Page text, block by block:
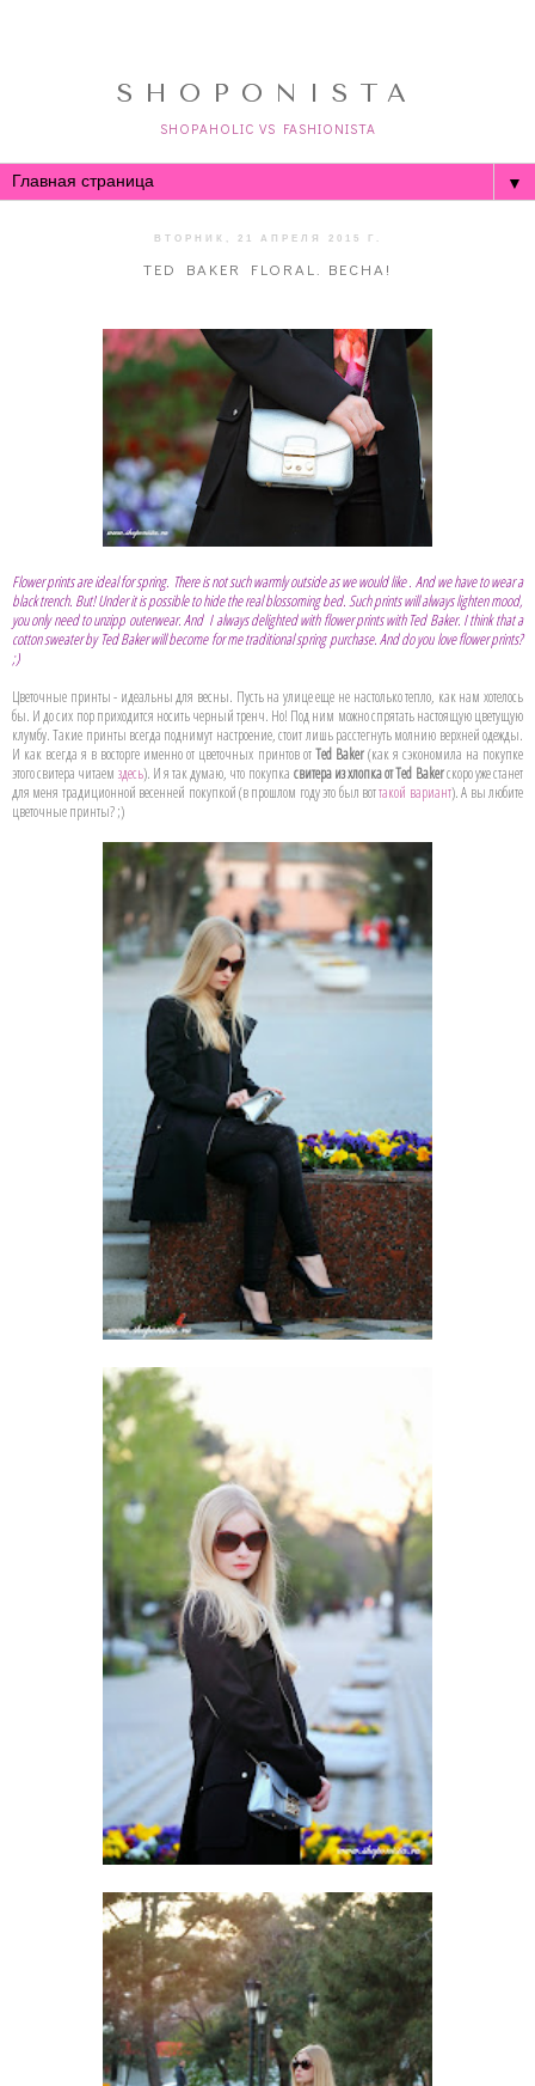
SHOPONISTA
SHOPAHOLIC VS FASHIONISTA
▼
ВТОРНИК, 21 АПРЕЛЯ 2015 Г.
TED BAKER FLORAL. ВЕСНА!
Flower prints are ideal for spring. There is not such warmly outside as we would like . And we have to wear a
black trench. But! Under it is possible to hide the real blossoming bed. Such prints will always lighten mood,
you only need to unzipp outerwear. And I always delighted with flower prints with Ted Baker. I think that a
cotton sweater by Ted Baker will become for me traditional spring purchase. And do you love flower prints?
;)
Цветочные принты - идеальны для весны. Пусть на улице еще не настолько тепло, как нам хотелось
бы. И до сих пор приходится носить черный тренч. Но! Под ним можно спрятать настоящую цветущую
клумбу. Такие принты всегда поднимут настроение, стоит лишь расстегнуть молнию верхней одежды.
И как всегда я в восторге именно от цветочных принтов отTed Baker(как я сэкономила на покупке
этого свитера читаем здесь). И я так думаю, что покупка свитера из хлопка от Ted Bakerскоро уже станет
для меня традиционной весенней покупкой (в прошлом году это был воттакой вариант). А вы любите
цветочные принты? ;)